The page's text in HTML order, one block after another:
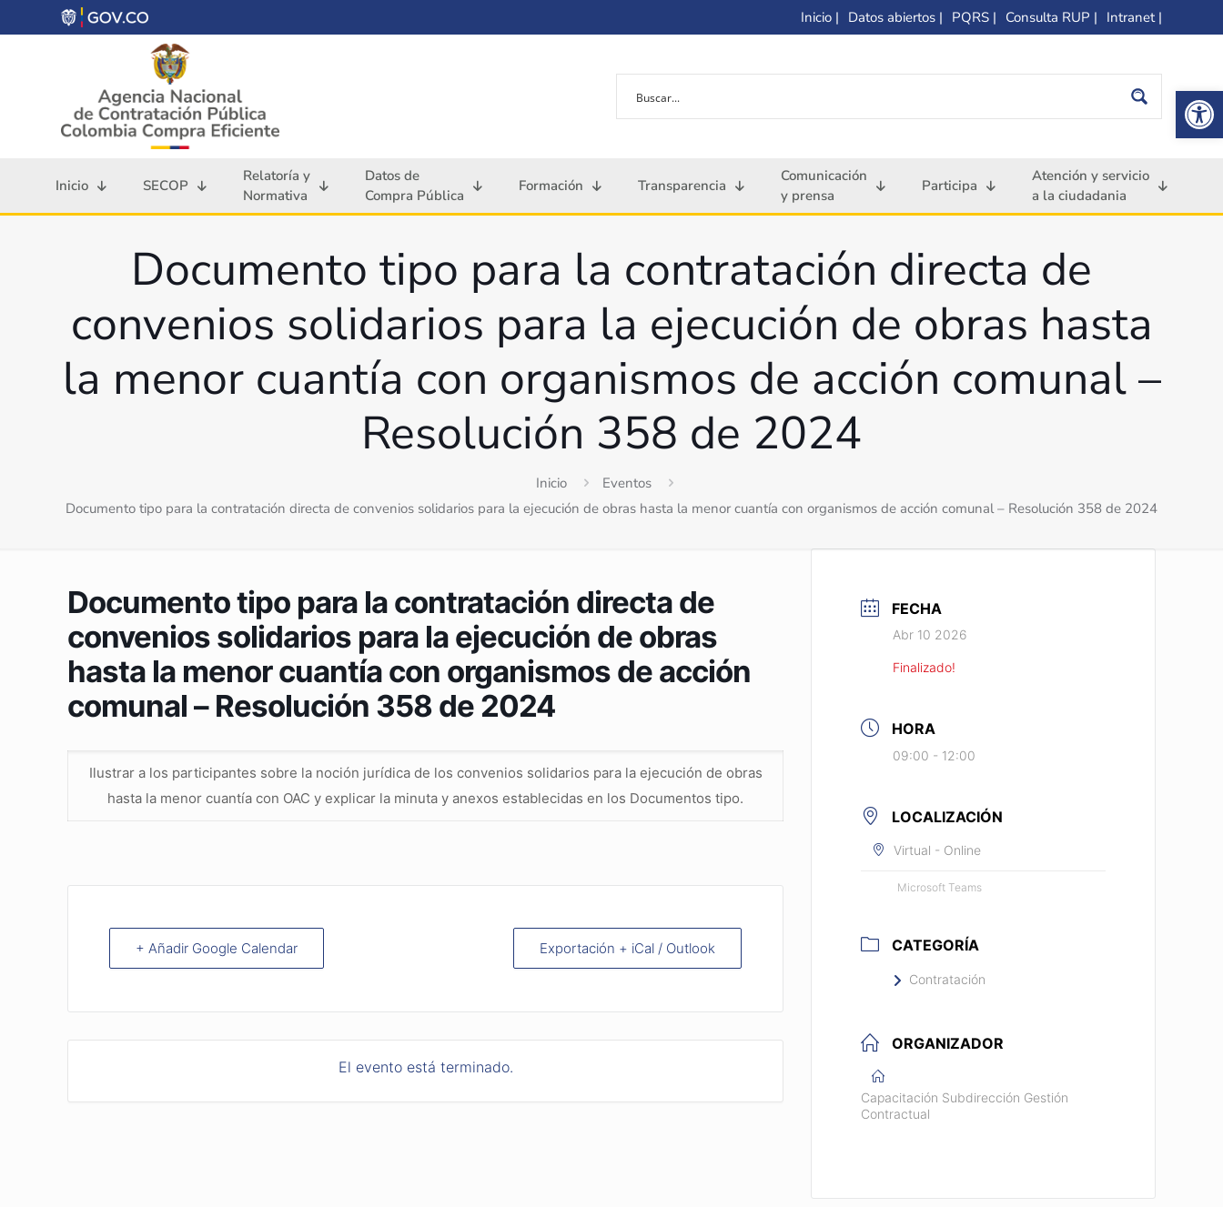
Inicio | Datos abiertos | PQRS | Consulta RUP | Intranet |
Inicio SECOP
Relatoría y
Normativa
Datos de
Compra Pública
Formación Transparencia
Comunicación
y prensa
Participa
Atención y servicio
a la ciudadania
Documento tipo para la contratación directa de
convenios solidarios para la ejecución de obras hasta
la menor cuantía con organismos de acción comunal –
Resolución 358 de 2024
Inicio
Eventos
Documento tipo para la contratación directa de convenios solidarios para la ejecución de obras hasta la menor cuantía con organismos de acción comunal – Resolución 358 de 2024
Documento tipo para la contratación directa de
convenios solidarios para la ejecución de obras
hasta la menor cuantía con organismos de acción
comunal – Resolución 358 de 2024
Ilustrar a los participantes sobre la noción jurídica de los convenios solidarios para la ejecución de obras
hasta la menor cuantía con OAC y explicar la minuta y anexos establecidas en los Documentos tipo.
+ Añadir Google Calendar Exportación + iCal / Outlook
El evento está terminado.
FECHA
Abr 10 2026
Finalizado!
HORA
09:00 - 12:00
LOCALIZACIÓN
Virtual - Online
Microsoft Teams
CATEGORÍA
Contratación
ORGANIZADOR
Capacitación Subdirección Gestión
Contractual